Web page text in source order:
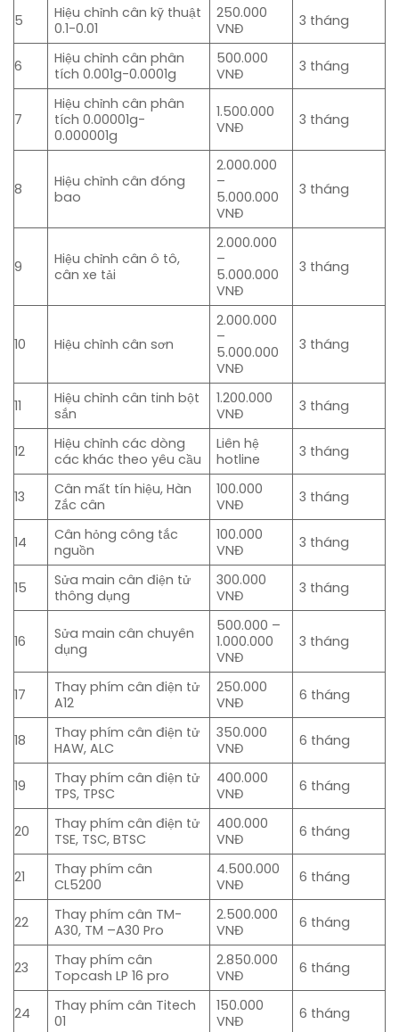
5
Hiệu chỉnh cân kỹ thuật
0.1-0.01
250.000
VNĐ
3 tháng
6
Hiệu chỉnh cân phân
tích 0.001g-0.0001g
500.000
VNĐ
3 tháng
7
Hiệu chỉnh cân phân
tích 0.00001g-
0.000001g
1.500.000
VNĐ
3 tháng
8
Hiệu chỉnh cân đóng
bao
2.000.000
–
5.000.000
VNĐ
3 tháng
9
Hiệu chỉnh cân ô tô,
cân xe tải
2.000.000
–
5.000.000
VNĐ
3 tháng
10 Hiệu chỉnh cân sơn
2.000.000
–
5.000.000
VNĐ
3 tháng
11
Hiệu chỉnh cân tinh bột
sắn
1.200.000
VNĐ
3 tháng
12
Hiệu chỉnh các dòng
các khác theo yêu cầu
Liên hệ
hotline
3 tháng
13
Cân mất tín hiệu, Hàn
Zắc cân
100.000
VNĐ
3 tháng
14
Cân hỏng công tắc
nguồn
100.000
VNĐ
3 tháng
15
Sửa main cân điện tử
thông dụng
300.000
VNĐ
3 tháng
16
Sửa main cân chuyên
dụng
500.000 –
1.000.000
VNĐ
3 tháng
17
Thay phím cân điện tử
A12
250.000
VNĐ
6 tháng
18
Thay phím cân điện tử
HAW, ALC
350.000
VNĐ
6 tháng
19
Thay phím cân điện tử
TPS, TPSC
400.000
VNĐ
6 tháng
20
Thay phím cân điện tử
TSE, TSC, BTSC
400.000
VNĐ
6 tháng
21
Thay phím cân
CL5200
4.500.000
VNĐ
6 tháng
22
Thay phím cân TM-
A30, TM –A30 Pro
2.500.000
VNĐ
6 tháng
23
Thay phím cân
Topcash LP 16 pro
2.850.000
VNĐ
6 tháng
24
Thay phím cân Titech
01
150.000
VNĐ
6 tháng